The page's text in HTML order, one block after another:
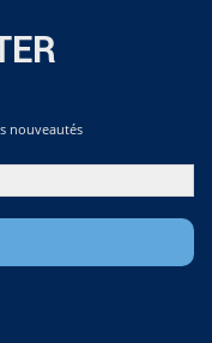
nouveautés